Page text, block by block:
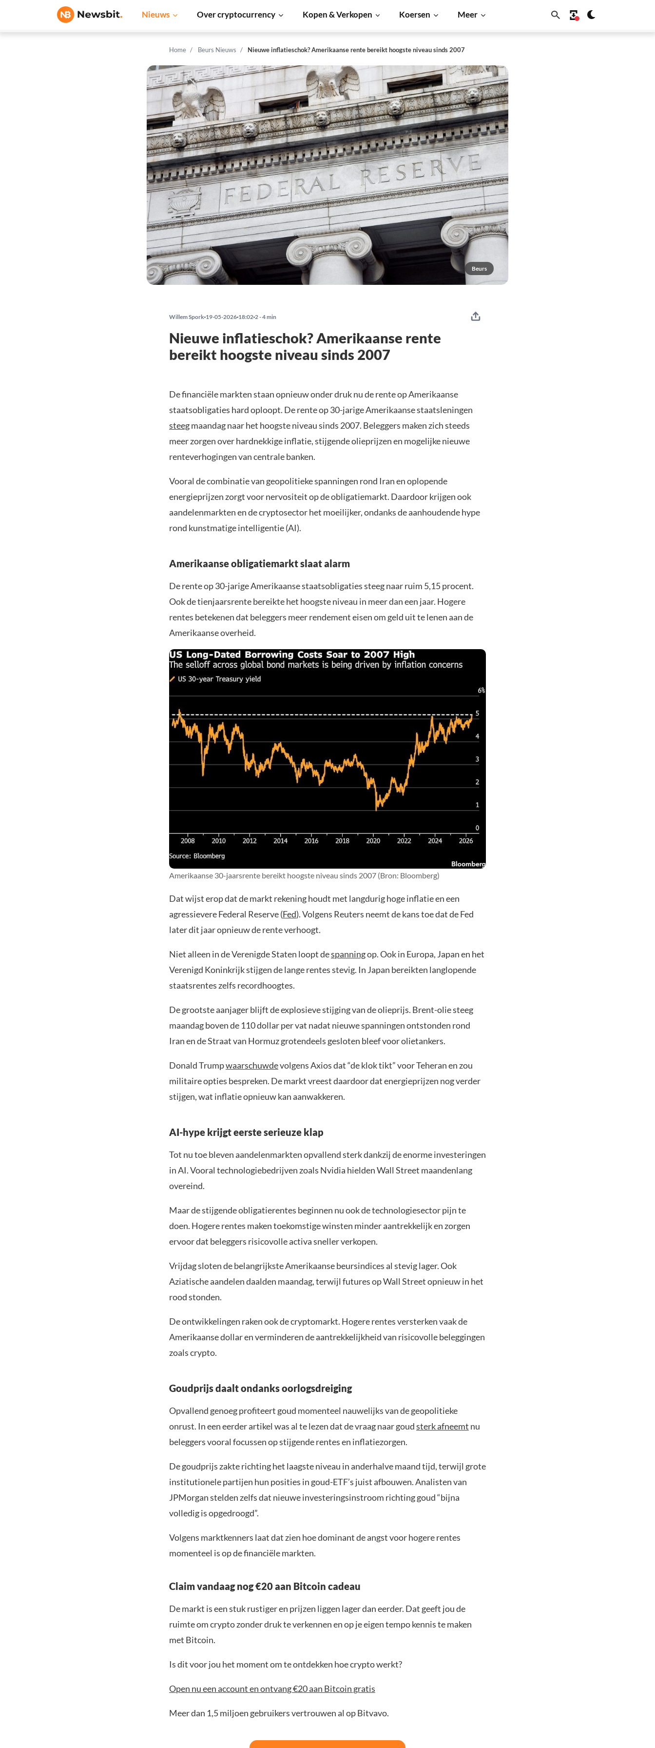
Nieuws Over cryptocurrency Kopen & Verkopen Koersen Meer
Home Beurs Nieuws Nieuwe inflatieschok? Amerikaanse rente bereikt hoogste niveau sinds 2007
Beurs
Willem Spork 19-05-2026 18:02 2 - 4 min
Nieuwe inflatieschok? Amerikaanse rente
bereikt hoogste niveau sinds 2007
De financiële markten staan opnieuw onder druk nu de rente op Amerikaanse
staatsobligaties hard oploopt. De rente op 30-jarige Amerikaanse staatsleningen
steegmaandag naar het hoogste niveau sinds 2007. Beleggers maken zich steeds
meer zorgen over hardnekkige inflatie, stijgende olieprijzen en mogelijke nieuwe
renteverhogingen van centrale banken.
Vooral de combinatie van geopolitieke spanningen rond Iran en oplopende
energieprijzen zorgt voor nervositeit op de obligatiemarkt. Daardoor krijgen ook
aandelenmarkten en de cryptosector het moeilijker, ondanks de aanhoudende hype
rond kunstmatige intelligentie (AI).
Amerikaanse obligatiemarkt slaat alarm
De rente op 30-jarige Amerikaanse staatsobligaties steeg naar ruim 5,15 procent.
Ook de tienjaarsrente bereikte het hoogste niveau in meer dan een jaar. Hogere
rentes betekenen dat beleggers meer rendement eisen om geld uit te lenen aan de
Amerikaanse overheid.
Amerikaanse 30-jaarsrente bereikt hoogste niveau sinds 2007 (Bron: Bloomberg)
Dat wijst erop dat de markt rekening houdt met langdurig hoge inflatie en een
agressievere Federal Reserve (Fed). Volgens Reuters neemt de kans toe dat de Fed
later dit jaar opnieuw de rente verhoogt.
Niet alleen in de Verenigde Staten loopt despanningop. Ook in Europa, Japan en het
Verenigd Koninkrijk stijgen de lange rentes stevig. In Japan bereikten langlopende
staatsrentes zelfs recordhoogtes.
De grootste aanjager blijft de explosieve stijging van de olieprijs. Brent-olie steeg
maandag boven de 110 dollar per vat nadat nieuwe spanningen ontstonden rond
Iran en de Straat van Hormuz grotendeels gesloten bleef voor olietankers.
Donald Trumpwaarschuwdevolgens Axios dat “de klok tikt” voor Teheran en zou
militaire opties bespreken. De markt vreest daardoor dat energieprijzen nog verder
stijgen, wat inflatie opnieuw kan aanwakkeren.
AI-hype krijgt eerste serieuze klap
Tot nu toe bleven aandelenmarkten opvallend sterk dankzij de enorme investeringen
in AI. Vooral technologiebedrijven zoals Nvidia hielden Wall Street maandenlang
overeind.
Maar de stijgende obligatierentes beginnen nu ook de technologiesector pijn te
doen. Hogere rentes maken toekomstige winsten minder aantrekkelijk en zorgen
ervoor dat beleggers risicovolle activa sneller verkopen.
Vrijdag sloten de belangrijkste Amerikaanse beursindices al stevig lager. Ook
Aziatische aandelen daalden maandag, terwijl futures op Wall Street opnieuw in het
rood stonden.
De ontwikkelingen raken ook de cryptomarkt. Hogere rentes versterken vaak de
Amerikaanse dollar en verminderen de aantrekkelijkheid van risicovolle beleggingen
zoals crypto.
Goudprijs daalt ondanks oorlogsdreiging
Opvallend genoeg profiteert goud momenteel nauwelijks van de geopolitieke
onrust. In een eerder artikel was al te lezen dat de vraag naar goudsterk afneemt nu
beleggers vooral focussen op stijgende rentes en inflatiezorgen.
De goudprijs zakte richting het laagste niveau in anderhalve maand tijd, terwijl grote
institutionele partijen hun posities in goud-ETF’s juist afbouwen. Analisten van
JPMorgan stelden zelfs dat nieuwe investeringsinstroom richting goud “bijna
volledig is opgedroogd”.
Volgens marktkenners laat dat zien hoe dominant de angst voor hogere rentes
momenteel is op de financiële markten.
Claim vandaag nog €20 aan Bitcoin cadeau
De markt is een stuk rustiger en prijzen liggen lager dan eerder. Dat geeft jou de
ruimte om crypto zonder druk te verkennen en op je eigen tempo kennis te maken
met Bitcoin.
Is dit voor jou het moment om te ontdekken hoe crypto werkt?
Open nu een account en ontvang €20 aan Bitcoin gratis
Meer dan 1,5 miljoen gebruikers vertrouwen al op Bitvavo.